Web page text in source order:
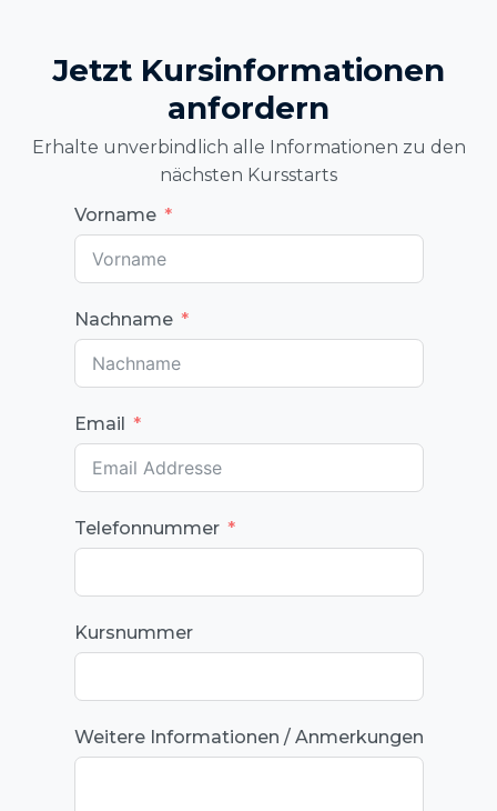
Jetzt Kursinformationen
anfordern
Erhalte unverbindlich alle Informationen zu den
nächsten Kursstarts
Vorname
Nachname
Email
Telefonnummer
Kursnummer
Weitere Informationen / Anmerkungen